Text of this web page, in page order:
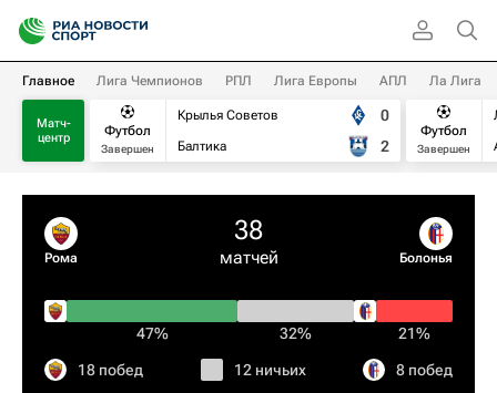
Главное Лига Чемпионов РПЛ Лига Европы АПЛ Ла Лига
Матч-
центр
Футбол
Завершен
Крылья Советов
Балтика
0
2
Футбол
Завершен
Рома
38
матчей Болонья
47% 32% 21%
18 побед 12 ничьих 8 побед